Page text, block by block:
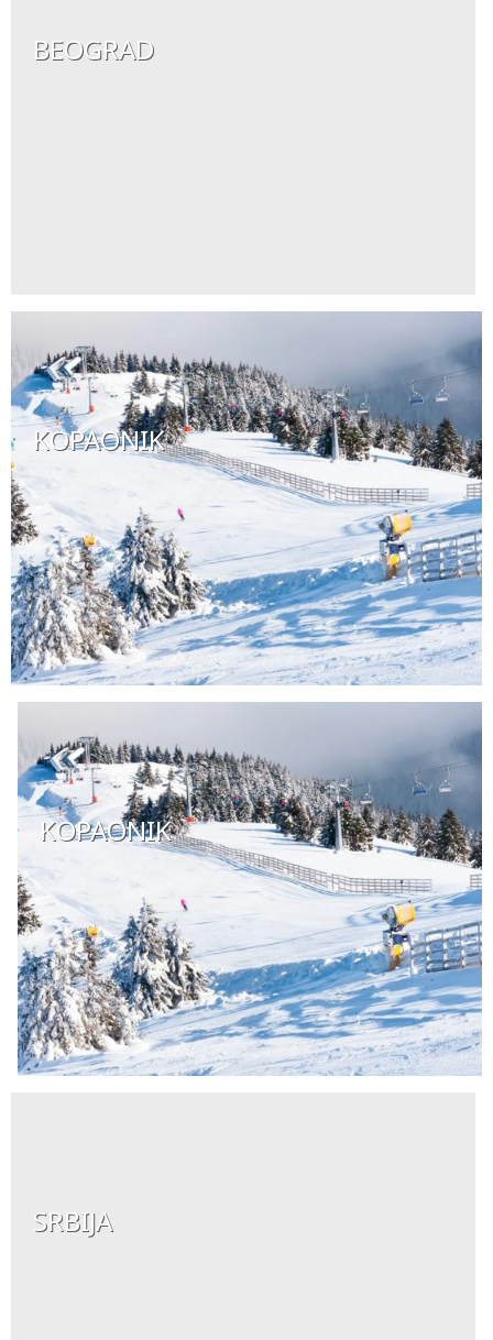
BEOGRAD
KOPAONIK
KOPAONIK
SRBIJA